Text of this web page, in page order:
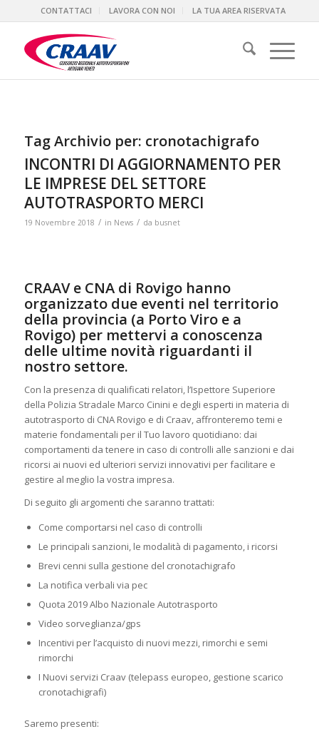
CONTATTACI LAVORA CON NOI LA TUA AREA RISERVATA
Tag Archivio per: cronotachigrafo
INCONTRI DI AGGIORNAMENTO PER
LE IMPRESE DEL SETTORE
AUTOTRASPORTO MERCI
19 Novembre 2018 / in News / da busnet
CRAAV e CNA di Rovigo hanno
organizzato due eventi nel territorio
della provincia (a Porto Viro e a
Rovigo) per mettervi a conoscenza
delle ultime novità riguardanti il
nostro settore.
Con la presenza di qualificati relatori, l’Ispettore Superiore
della Polizia Stradale Marco Cinini e degli esperti in materia di
autotrasporto di CNA Rovigo e di Craav, affronteremo temi e
materie fondamentali per il Tuo lavoro quotidiano: dai
comportamenti da tenere in caso di controlli alle sanzioni e dai
ricorsi ai nuovi ed ulteriori servizi innovativi per facilitare e
gestire al meglio la vostra impresa.
Di seguito gli argomenti che saranno trattati:
Come comportarsi nel caso di controlli
Le principali sanzioni, le modalità di pagamento, i ricorsi
Brevi cenni sulla gestione del cronotachigrafo
La notifica verbali via pec
Quota 2019 Albo Nazionale Autotrasporto
Video sorveglianza/gps
Incentivi per l’acquisto di nuovi mezzi, rimorchi e semi
rimorchi
I Nuovi servizi Craav (telepass europeo, gestione scarico
cronotachigrafi)
Saremo presenti: